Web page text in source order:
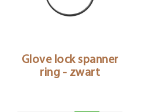
Glove lock spanner
ring - zwart